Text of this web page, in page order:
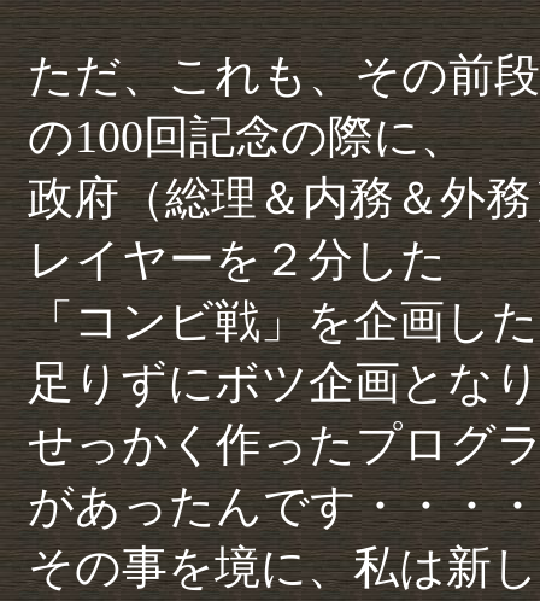
ただ、これも、その前
の100回記念の際に、
政府（総理＆内務＆外
レイヤーを２分した
「コンビ戦」を企画し
足りずにボツ企画とな
せっかく作ったプログ
があったんです・・・・
その事を境に、私は新